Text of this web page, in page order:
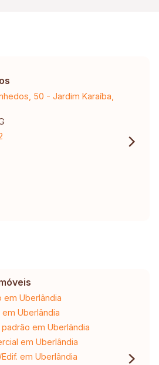
50 - Jardim Karaíba,
em Uberlândia
Uberlândia
em Uberlândia
em Uberlândia
em Uberlândia